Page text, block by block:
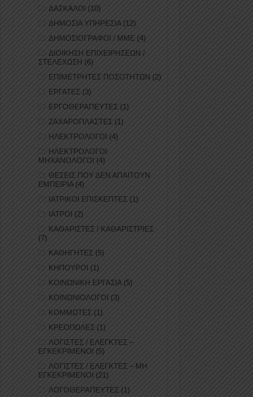
ΔΑΣΚΑΛΟΙ (10)
ΔΗΜΟΣΙΑ ΥΠΗΡΕΣΙΑ (12)
ΔΗΜΟΣΙΟΓΡΑΦΟΙ / ΜΜΕ (4)
ΔΙΟΙΚΗΣΗ ΕΠΙΧΕΙΡΗΣΕΩΝ /
ΣΤΕΛΕΧΩΣΗ (6)
ΕΠΙΜΕΤΡΗΤΕΣ ΠΟΣΟΤΗΤΩΝ (2)
ΕΡΓΑΤΕΣ (3)
ΕΡΓΟΘΕΡΑΠΕΥΤΕΣ (1)
ΖΑΧΑΡΟΠΛΑΣΤΕΣ (1)
ΗΛΕΚΤΡΟΛΟΓΟΙ (4)
ΗΛΕΚΤΡΟΛΟΓΟΙ
ΜΗΧΑΝΟΛΟΓΟΙ (4)
ΘΕΣΕΙΣ ΠΟΥ ΔΕΝ ΑΠΑΙΤΟΥΝ
ΕΜΠΕΙΡΙΑ(4)
ΙΑΤΡΙΚΟΙ ΕΠΙΣΚΕΠΤΕΣ (1)
ΙΑΤΡΟΙ (2)
ΚΑΘΑΡΙΣΤΕΣ / ΚΑΘΑΡΙΣΤΡΙΕΣ
(7)
ΚΑΘΗΓΗΤΕΣ (5)
ΚΗΠΟΥΡΟΙ (1)
ΚΟΙΝΩΝΙΚΗ ΕΡΓΑΣΙΑ(5)
ΚΟΙΝΩΝΙΟΛΟΓΟΙ (3)
ΚΟΜΜΩΤΕΣ (1)
ΚΡΕΟΠΩΛΕΣ (1)
ΛΟΓΙΣΤΕΣ / ΕΛΕΓΚΤΕΣ –
ΕΓΚΕΚΡΙΜΕΝΟΙ (5)
ΛΟΓΙΣΤΕΣ / ΕΛΕΓΚΤΕΣ – ΜΗ
ΕΓΚΕΚΡΙΜΕΝΟΙ (21)
ΛΟΓΟΘΕΡΑΠΕΥΤΕΣ (1)